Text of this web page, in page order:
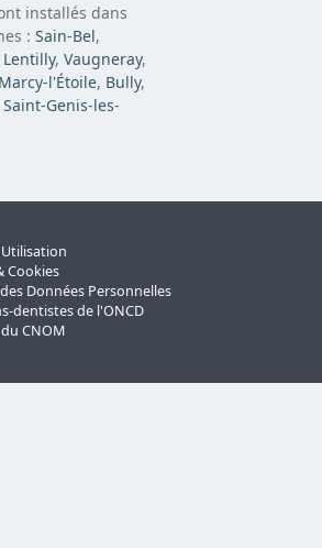
installés dans
: Sain-Bel,
Lentilly, Vaugneray,
Marcy-l'Étoile, Bully,
Saint-Genis-les-
Cookies
Données Personnelles
dentistes de l'ONCD
CNOM